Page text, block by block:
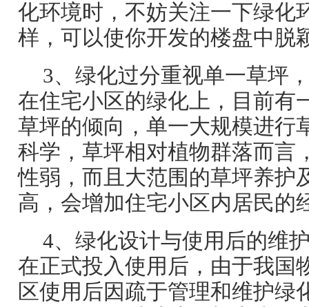
化环境时，不妨关注一下绿化
样，可以使你开发的楼盘中脱
3、绿化过分重视单一草坪
在住宅小区的绿化上，目前有
草坪的倾向，单一大规模进行
科学，草坪相对植物群落而言
性弱，而且大范围的草坪养护
高，会增加住宅小区内居民的
4、绿化设计与使用后的维
在正式投入使用后，由于我国
区使用后因疏于管理和维护绿